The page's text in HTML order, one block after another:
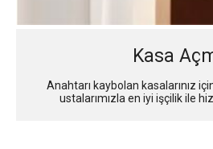
Kasa
Anahtarı kaybolan kasalarınız
ustalarımızla en iyi işçilik ile